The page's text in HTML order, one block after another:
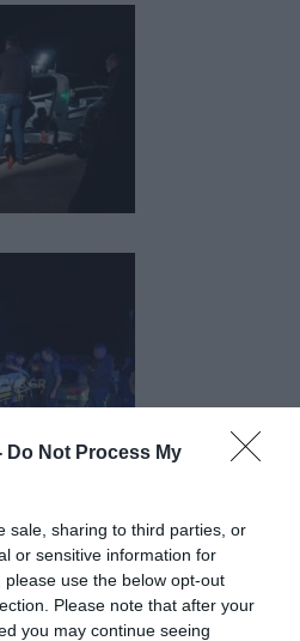
Do Not Process My
sale, sharing to third parties, or
or sensitive information for
use the below opt-out
Please note that after your
you may continue seeing